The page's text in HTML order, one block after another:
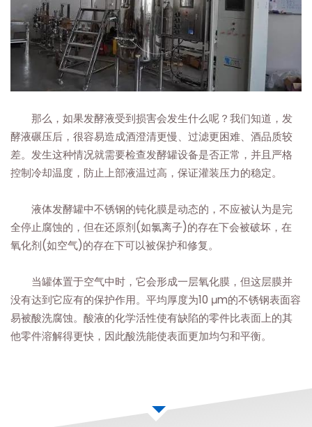
那么，如果发酵液受到损害会发生什么呢？我们知道，发
酵液碾压后，很容易造成酒澄清更慢、过滤更困难、酒品质较
差。发生这种情况就需要检查发酵罐设备是否正常，并且严格
控制冷却温度，防止上部液温过高，保证灌装压力的稳定。
液体发酵罐中不锈钢的钝化膜是动态的，不应被认为是完
全停止腐蚀的，但在还原剂(如氯离子)的存在下会被破坏，在
氧化剂(如空气)的存在下可以被保护和修复。
当罐体置于空气中时，它会形成一层氧化膜，但这层膜并
没有达到它应有的保护作用。平均厚度为10 μm的不锈钢表面容
易被酸洗腐蚀。酸液的化学活性使有缺陷的零件比表面上的其
他零件溶解得更快，因此酸洗能使表面更加均匀和平衡。